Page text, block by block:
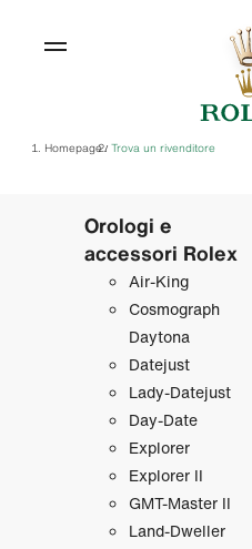
Homepage/ Trova un rivenditore
Orologi e
accessori Rolex
Air‑King
Cosmograph
Daytona
Datejust
Lady‑Datejust
Day‑Date
Explorer
Explorer II
GMT‑Master II
Land‑Dweller